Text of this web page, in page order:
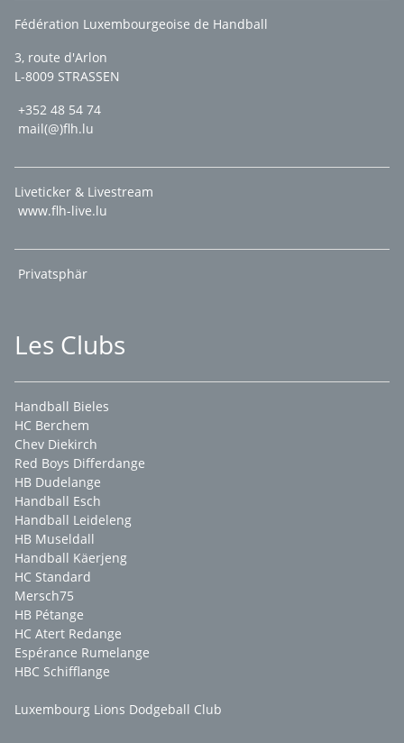
Fédération Luxembourgeoise de Handball
3, route d'Arlon
L-8009 STRASSEN
+352 48 54 74
mail(@)flh.lu
Liveticker & Livestream
www.flh-live.lu
Privatsphär
Les Clubs
Handball Bieles
HC Berchem
Chev Diekirch
Red Boys Differdange
HB Dudelange
Handball Esch
Handball Leideleng
HB Museldall
Handball Käerjeng
HC Standard
Mersch75
HB Pétange
HC Atert Redange
Espérance Rumelange
HBC Schifflange
Luxembourg Lions Dodgeball Club